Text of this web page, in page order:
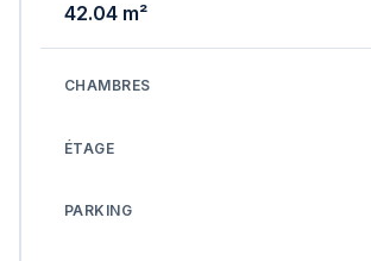
42.04 m²